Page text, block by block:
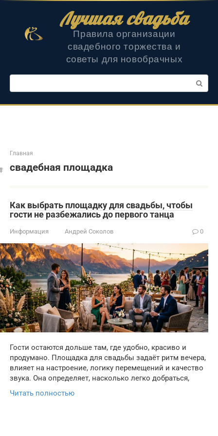
Лучшая свадьба
Правила организации
свадебного торжества и
советы для новобрачных
Поиск:
Главная
свадебная площадка
Как выбрать площадку для свадьбы, чтобы
гости не разбежались до первого танца
Информация Андрей Соколов 0
Гости остаются дольше там, где удобно, красиво и
продумано. Площадка для свадьбы задаёт ритм вечера,
влияет на настроение, логику перемещений и качество
звука. Она определяет, насколько легко добраться,
Читать полностью